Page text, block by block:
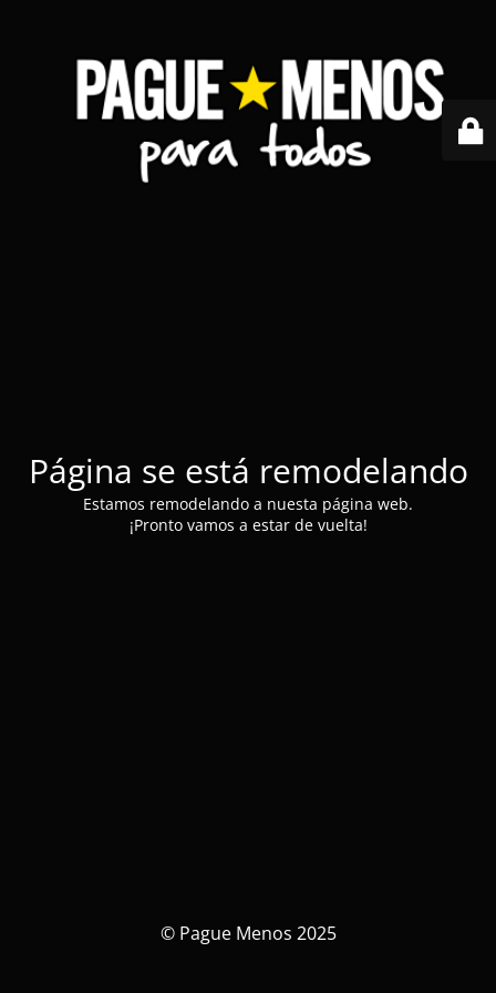
Página se está remodelando
Estamos remodelando a nuesta página web.
¡Pronto vamos a estar de vuelta!
© Pague Menos 2025